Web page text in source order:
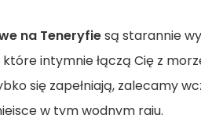
na Teneryfiesą starannie
intymnie łączą Cię z
się zapełniają, zalecamy
w tym wodnym raju.